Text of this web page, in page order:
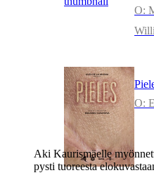
O:
Willi
O:
Aki Kaurismäelle
pysti tuoreesta